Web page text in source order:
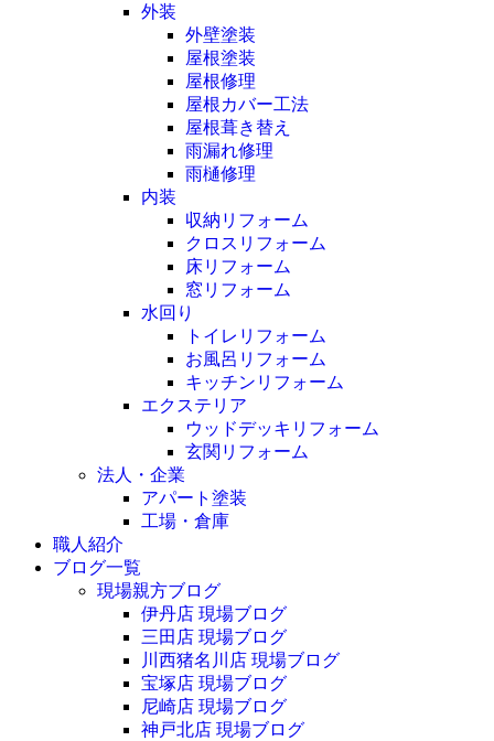
外装
外壁塗装
屋根塗装
屋根修理
屋根カバー工法
屋根葺き替え
雨漏れ修理
雨樋修理
内装
収納リフォーム
クロスリフォーム
床リフォーム
窓リフォーム
水回り
トイレリフォーム
お風呂リフォーム
キッチンリフォーム
エクステリア
ウッドデッキリフォーム
玄関リフォーム
法人・企業
アパート塗装
工場・倉庫
職人紹介
ブログ一覧
現場親方ブログ
伊丹店 現場ブログ
三田店 現場ブログ
川西猪名川店 現場ブログ
宝塚店 現場ブログ
尼崎店 現場ブログ
神戸北店 現場ブログ